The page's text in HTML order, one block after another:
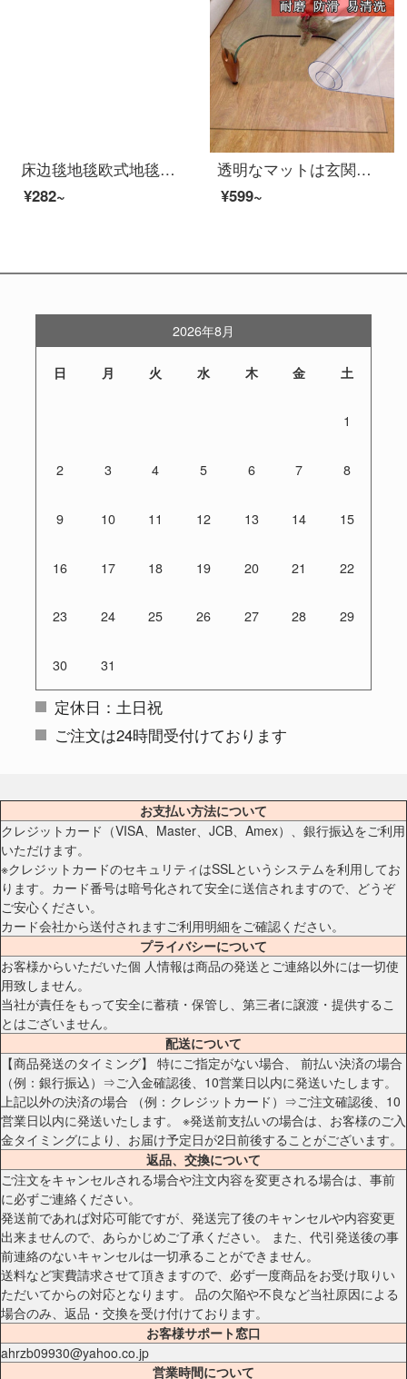
床边毯地毯欧式地毯卧室地毯客厅地毯茶几地毯榻榻米地毯飘窗毯床边毯定制 加厚羊羔绒兰灰色 50*160厘米
¥282~
透明なマットは玄関に入ることを免除します。ドアホールの保護膜は透明で、板保護マットは滑り止めです。滑り止めマットは家庭用防水滑り止めマットを変えます。pvcは透明1.5 mmの厚さをカスタマイズします。幅は1.2 mです。x 1.0 mです。
¥599~
2026年8月
日 月 火 水 木 金 土
1
2 3 4 5 6 7 8
9 10 11 12 13 14 15
16 17 18 19 20 21 22
23 24 25 26 27 28 29
30 31
定休日：土日祝
ご注文は24時間受付けております
お支払い方法について
クレジットカード（VISA、Master、JCB、Amex）、銀行振込をご利用
いただけます。
※クレジットカードのセキュリティはSSLというシステムを利用してお
ります。カード番号は暗号化されて安全に送信されますので、どうぞ
ご安心ください。
カード会社から送付されますご利用明細をご確認ください。
プライバシーについて
お客様からいただいた個 人情報は商品の発送とご連絡以外には一切使
用致しません。
当社が責任をもって安全に蓄積・保管し、第三者に譲渡・提供するこ
とはございません。
配送について
【商品発送のタイミング】 特にご指定がない場合、 前払い決済の場合
（例：銀行振込）⇒ご入金確認後、10営業日以内に発送いたします。
上記以外の決済の場合 （例：クレジットカード）⇒ご注文確認後、10
営業日以内に発送いたします。 ※発送前支払いの場合は、お客様のご入
金タイミングにより、お届け予定日が2日前後することがございます。
返品、交換について
ご注文をキャンセルされる場合や注文内容を変更される場合は、事前
に必ずご連絡ください。
発送前であれば対応可能ですが、発送完了後のキャンセルや内容変更
出来ませんので、あらかじめご了承ください。 また、代引発送後の事
前連絡のないキャンセルは一切承ることができません。
送料など実費請求させて頂きますので、必ず一度商品をお受け取りい
ただいてからの対応となります。 品の欠陥や不良など当社原因による
場合のみ、返品・交換を受け付けております。
お客様サポート窓口
ahrzb09930@yahoo.co.jp
営業時間について